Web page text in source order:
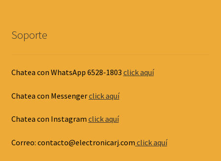
Soporte
Chatea con WhatsApp 6528-1803 click aquí
Chatea con Messengerclick aquí
Chatea con Instagram click aquí
Correo: contacto@electronicarj.com click aquí